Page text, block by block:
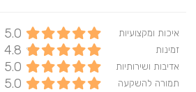
איכות ומקצועיות 5.0
זמינות 4.8
אדיבות ושירותיות 5.0
תמורה להשקעה 5.0